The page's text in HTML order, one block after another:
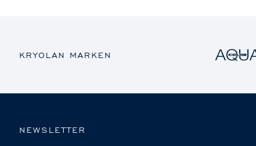
KRYOLAN MARKEN
NEWSLETTER